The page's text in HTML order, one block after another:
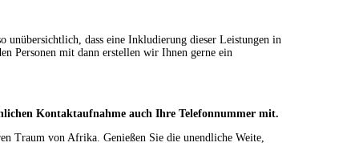
unübersichtlich, dass eine Inkludierung dieser Leistungen in
Personen mit dann erstellen wir Ihnen gerne ein
Kontaktaufnahme auch Ihre Telefonnummer mit.
Traum von Afrika. Genießen Sie die unendliche Weite,